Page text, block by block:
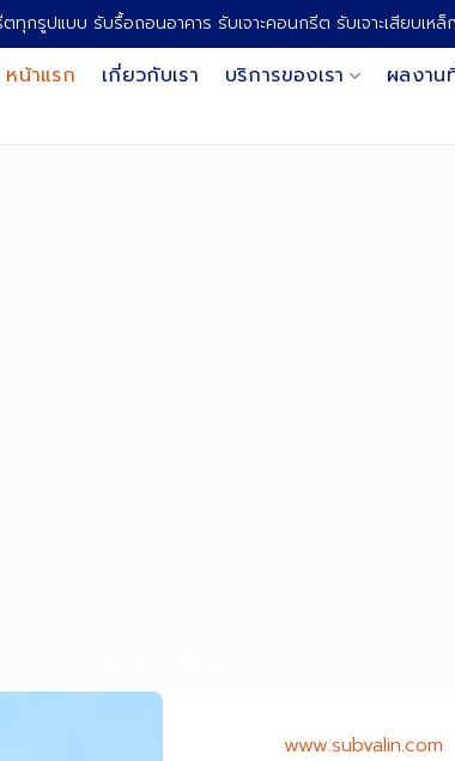
ทุกรูปแบบ รับรื้อถอนอาคาร รับเจาะคอนกรีต รับเจาะเสียบเ
หน้าแรก เกี่ยวกับเรา บริการของเรา ผลงาน
www.subvalin.com